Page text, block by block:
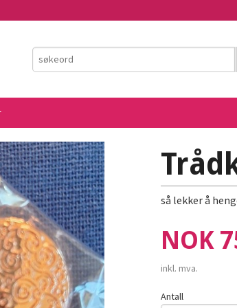
så lekker å
Pris
NOK
inkl. mva.
Antall